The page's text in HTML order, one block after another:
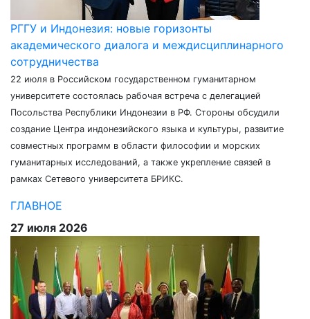
РГГУ и Индонезия: новые горизонты
академического диалога и междисциплинарного
сотрудничества
22 июля в Российском государственном гуманитарном
университете состоялась рабочая встреча с делегацией
Посольства Республики Индонезии в РФ. Стороны обсудили
создание Центра индонезийского языка и культуры, развитие
совместных программ в области философии и морских
гуманитарных исследований, а также укрепление связей в
рамках Сетевого университета БРИКС.
ГЛАВНОЕ
27 июля 2026